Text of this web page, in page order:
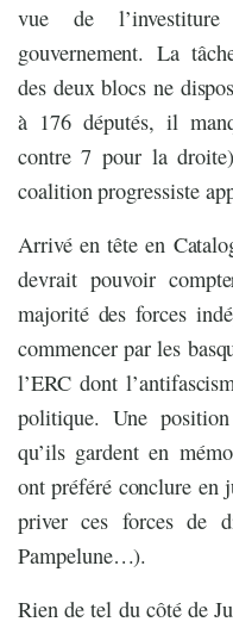
vue de
gouvernement. La
des deux blocs ne
à 176 députés, il
contre 7 pour la
coalition progressiste
Arrivé en tête en
devrait pouvoir
majorité des forces
commencer par les
l’ERC dont
politique. Une
qu’ils gardent en
ont préféré conclure en
priver ces forces de
Pampelune…).
Rien de tel du côté de